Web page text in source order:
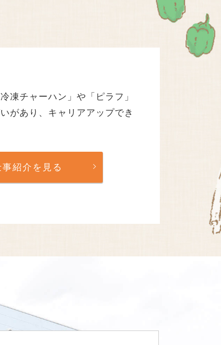
凍チャーハン」や「ピラフ」
があり、キャリアアップでき
事紹介を見る